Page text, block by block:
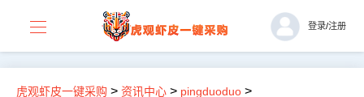
登录/注册
虎观虾皮一键采购 > 资讯中心 > pingduoduo >